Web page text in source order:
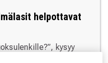
helpottavat
kysyy